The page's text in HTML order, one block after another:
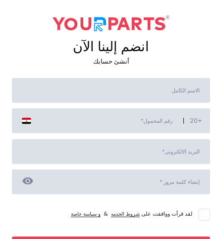
انضم إلينا الآن
أنشئ حسابك
+
20
لقد قرأت ووافقت على شروط الخدمه & و سياسة خاصة